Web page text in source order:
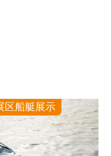
区船艇展示